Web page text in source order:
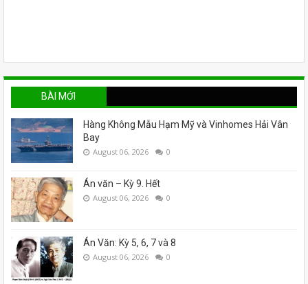
BÀI MỚI
Hàng Không Mẫu Hạm Mỹ và Vinhomes Hải Vân
Bay
August 06, 2026 0
Án văn – Kỳ 9. Hết
August 06, 2026 0
Án Văn: Kỳ 5, 6, 7 và 8
August 06, 2026 0